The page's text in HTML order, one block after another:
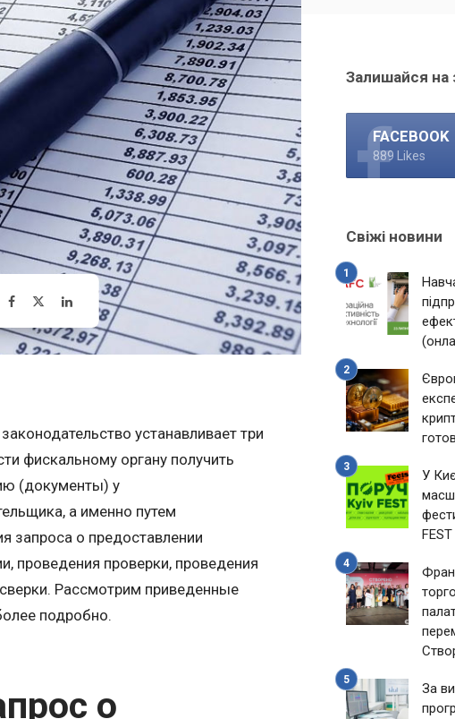
устанавливает три
фискальному органу получить
(документы) у
а именно путем
запроса о предоставлении
проведения проверки, проведения
Рассмотрим приведенные
подробно.
о
Залишайся на
FACEBOOK
889 Likes
Свіжі новини
У
FEST
За